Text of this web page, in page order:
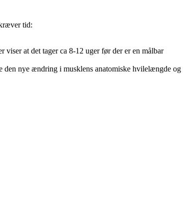
tid:
at det tager ca 8-12 uger før der er en målbar
den nye ændring i musklens anatomiske hvilelængde og